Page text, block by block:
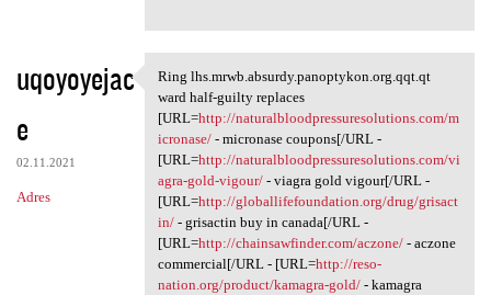
uqoyoyejac
e
02.11.2021
Adres
Ring lhs.mrwb.absurdy
Ring lhs.mrwb.absurdy.panoptykon.org.qqt.qt
ward half-guilty replaces
[URL=http://naturalbloodpressuresolutions.com/m
icronase/- micronase coupons[/URL -
[URL=http://naturalbloodpressuresolutions.com/vi
agra-gold-vigour/- viagra gold vigour[/URL -
[URL=http://globallifefoundation.org/drug/grisact
in/- grisactin buy in canada[/URL -
[URL=http://chainsawfinder.com/aczone/- aczone
commercial[/URL - [URL=http://reso-
nation.org/product/kamagra-gold/- kamagra